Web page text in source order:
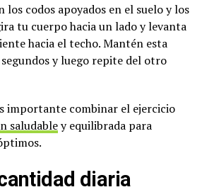
los codos apoyados en el suelo y los
tu cuerpo hacia un lado y levanta
hacia el techo. Mantén esta
y luego repite del otro
importante combinar el ejercicio
saludabley equilibrada para
diaria